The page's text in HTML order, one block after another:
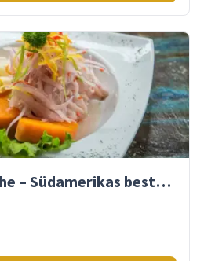
Peruanische Küche – Südamerikas beste Gastronomie